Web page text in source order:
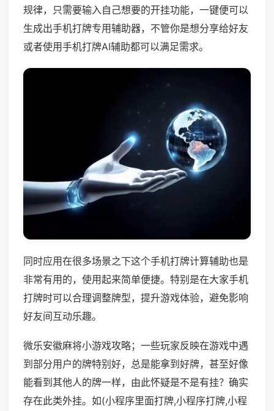
规律，只需要输入自己想要的开挂功能，一键便可以
生成出手机打牌专用辅助器，不管你是想分享给好友
或者使用手机打牌AI辅助都可以满足需求。
同时应用在很多场景之下这个手机打牌计算辅助也是
非常有用的，使用起来简单便捷。特别是在大家手机
打牌时可以合理调整牌型，提升游戏体验，避免影响
好友间互动乐趣。
微乐安徽麻将小游戏攻略；一些玩家反映在游戏中遇
到部分用户的牌特别好，总是能拿到好牌，甚至好像
能看到其他人的牌一样，由此怀疑是不是有挂？确实
存在此类外挂。如(小程序里面打牌,小程序打牌,小程